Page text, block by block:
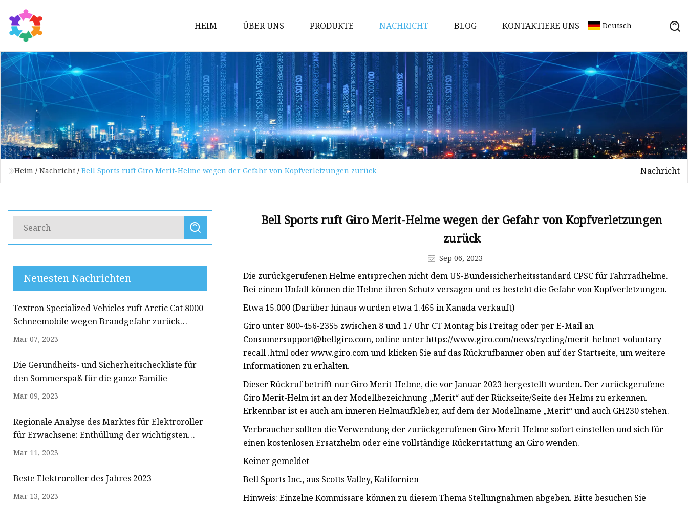
HEIM ÜBER UNS PRODUKTE
Elektroroller
Roller
Elektroroller für Erwachsene
Roller für Erwachsene
Stunt-Scooter
NACHRICHT BLOG KONTAKTIERE UNS Deutsch
Heim / Nachricht / Bell Sports ruft Giro Merit-Helme wegen der Gefahr von Kopfverletzungen zurück Nachricht
Neuesten Nachrichten
Textron Specialized Vehicles ruft Arctic Cat 8000-
Schneemobile wegen Brandgefahr zurück
(Rückrufalarm)
Mar 07, 2023
Die Gesundheits- und Sicherheitscheckliste für
den Sommerspaß für die ganze Familie
Mar 09, 2023
Regionale Analyse des Marktes für Elektroroller
für Erwachsene: Enthüllung der wichtigsten
Akteure und Wachstumstrends
Mar 11, 2023
Beste Elektroroller des Jahres 2023
Mar 13, 2023
Bell Sports ruft Giro Merit-Helme wegen der Gefahr von Kopfverletzungen
zurück
Sep 06, 2023
Die zurückgerufenen Helme entsprechen nicht dem US-Bundessicherheitsstandard CPSC für Fahrradhelme.
Bei einem Unfall können die Helme ihren Schutz versagen und es besteht die Gefahr von Kopfverletzungen.
Etwa 15.000 (Darüber hinaus wurden etwa 1.465 in Kanada verkauft)
Giro unter 800-456-2355 zwischen 8 und 17 Uhr CT Montag bis Freitag oder per E-Mail an
Consumersupport@bellgiro.com, online unter https://www.giro.com/news/cycling/merit-helmet-voluntary-
recall .html oder www.giro.com und klicken Sie auf das Rückrufbanner oben auf der Startseite, um weitere
Informationen zu erhalten.
Dieser Rückruf betrifft nur Giro Merit-Helme, die vor Januar 2023 hergestellt wurden. Der zurückgerufene
Giro Merit-Helm ist an der Modellbezeichnung „Merit“ auf der Rückseite/Seite des Helms zu erkennen.
Erkennbar ist es auch am inneren Helmaufkleber, auf dem der Modellname „Merit“ und auch GH230 stehen.
Verbraucher sollten die Verwendung der zurückgerufenen Giro Merit-Helme sofort einstellen und sich für
einen kostenlosen Ersatzhelm oder eine vollständige Rückerstattung an Giro wenden.
Keiner gemeldet
Bell Sports Inc., aus Scotts Valley, Kalifornien
Hinweis: Einzelne Kommissare können zu diesem Thema Stellungnahmen abgeben. Bitte besuchen Sie